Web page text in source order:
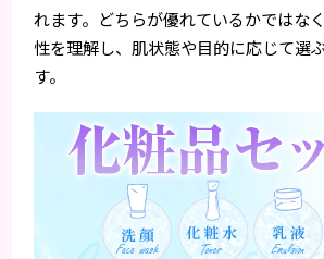
れます。どちらが優れているかではな
性を理解し、肌状態や目的に応じて選
す。